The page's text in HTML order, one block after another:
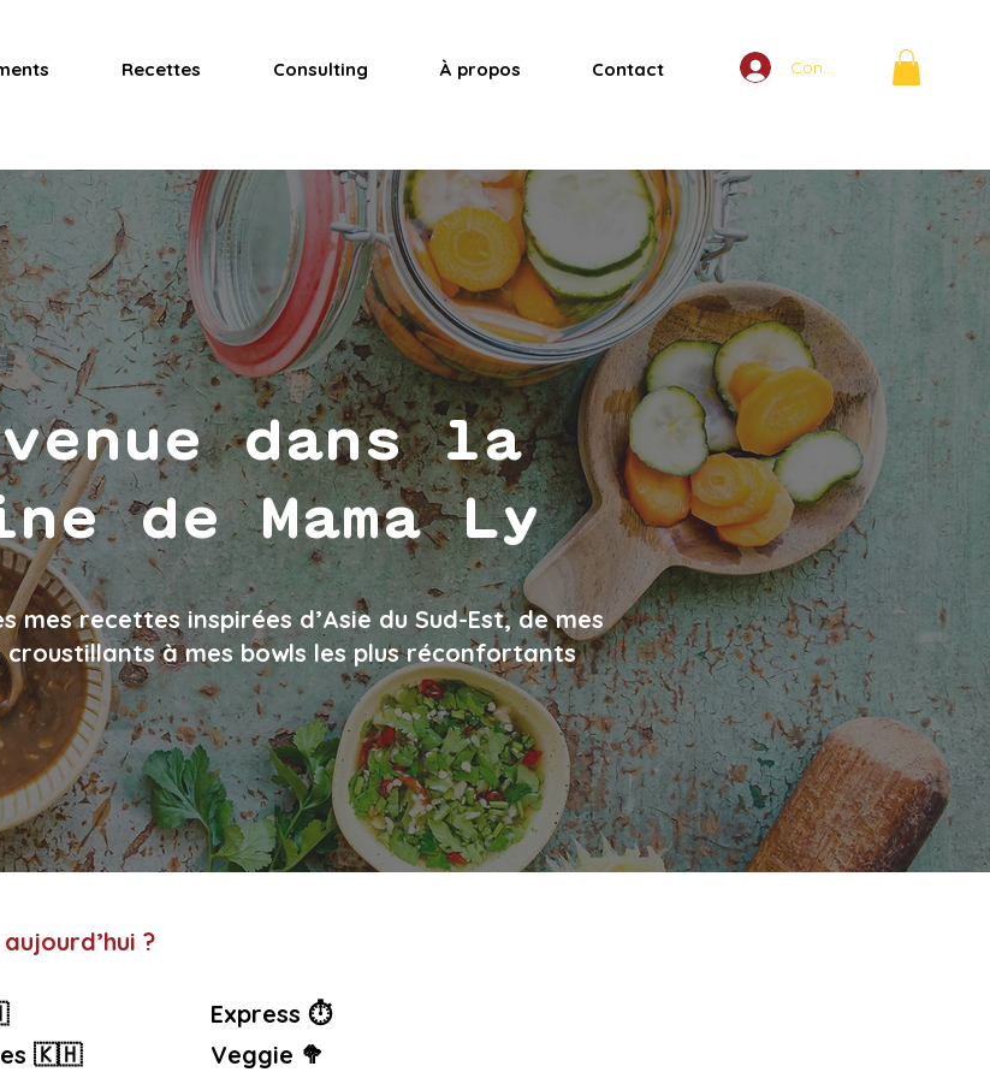
Recettes Consulting À propos Contact Connexion
dans la
de Mama Ly
mes recettes inspirées d’Asie du Sud-Est, de mes
croustillants à mes bowls les plus réconfortants
?
🇰🇭
Express ⏱️
Veggie 🥦